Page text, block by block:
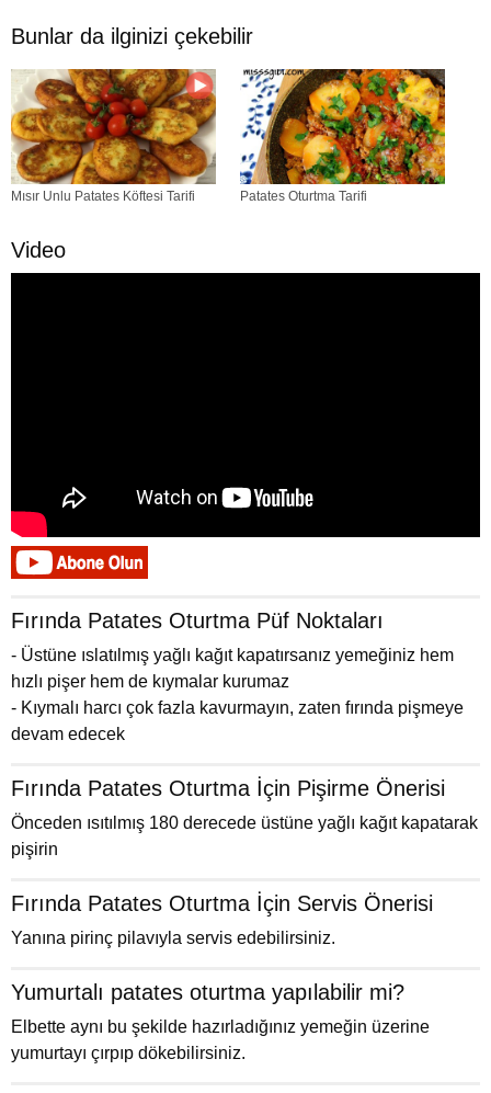
Bunlar da ilginizi çekebilir
Mısır Unlu Patates Köftesi Tarifi Patates Oturtma Tarifi
Video
Fırında Patates Oturtma Püf Noktaları
- Üstüne ıslatılmış yağlı kağıt kapatırsanız yemeğiniz hem
hızlı pişer hem de kıymalar kurumaz
- Kıymalı harcı çok fazla kavurmayın, zaten fırında pişmeye
devam edecek
Fırında Patates Oturtma İçin Pişirme Önerisi
Önceden ısıtılmış 180 derecede üstüne yağlı kağıt kapatarak
pişirin
Fırında Patates Oturtma İçin Servis Önerisi
Yanına pirinç pilavıyla servis edebilirsiniz.
Yumurtalı patates oturtma yapılabilir mi?
Elbette aynı bu şekilde hazırladığınız yemeğin üzerine
yumurtayı çırpıp dökebilirsiniz.